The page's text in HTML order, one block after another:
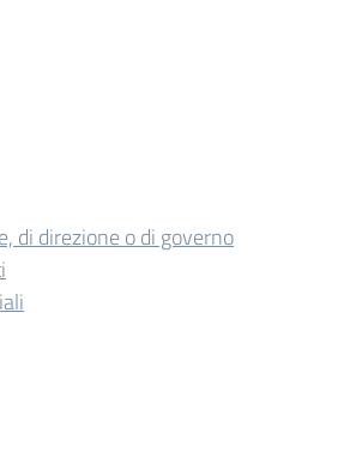
di direzione o di governo